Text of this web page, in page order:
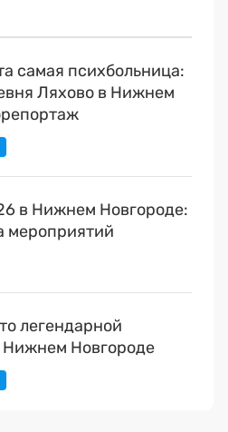
самая психбольница:
Ляхово в Нижнем
в Нижнем Новгороде:
мероприятий
легендарной
Нижнем Новгороде